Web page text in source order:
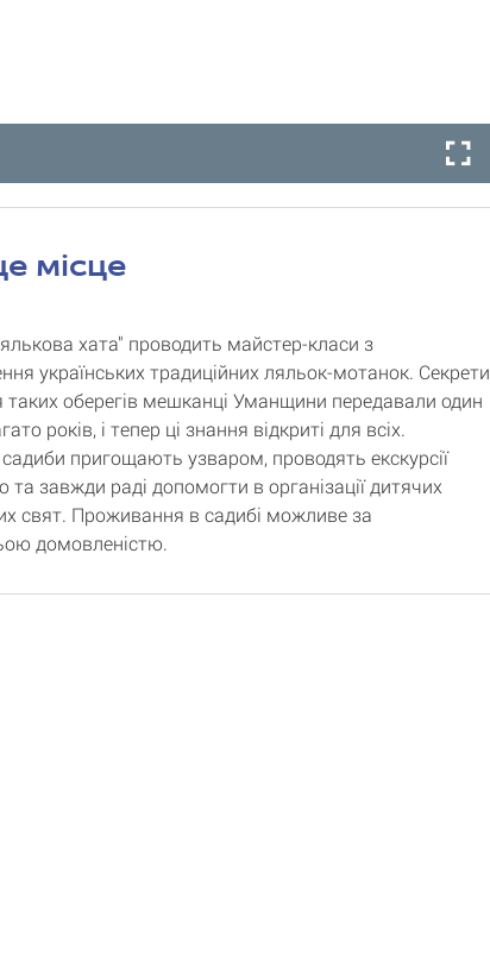
місце
хата" проводить майстер-класи з
українських традиційних ляльок-мотанок. Секрети
таких оберегів мешканці Уманщини передавали один
років, і тепер ці знання відкриті для всіх.
садиби пригощають узваром, проводять екскурсії
та завжди раді допомогти в організації дитячих
свят. Проживання в садибі можливе за
домовленістю.